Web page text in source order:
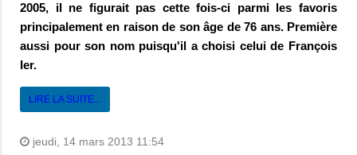
2005, il ne figurait pas cette fois-ci parmi les favoris
principalement en raison de son âge de 76 ans. Première
aussi pour son nom puisqu'il a choisi celui de François
Ier.
LIRE LA SUITE...
jeudi, 14 mars 2013 11:54